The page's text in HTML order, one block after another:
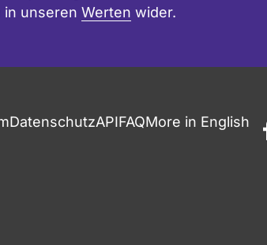
in unseren Werten wider.
DatenschutzAPIFAQMore in English